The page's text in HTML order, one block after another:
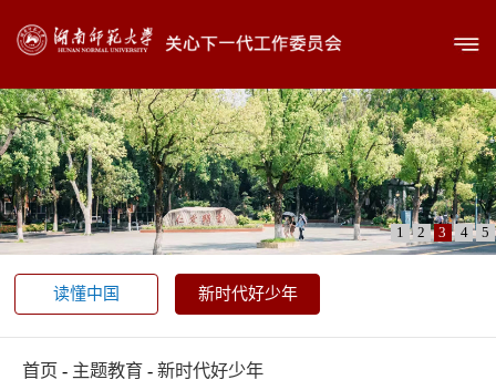
1 2 3 4 5
读懂中国 新时代好少年
首页 - 主题教育 - 新时代好少年